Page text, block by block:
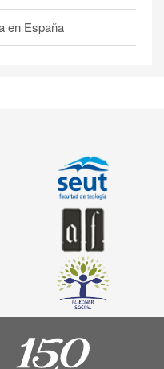
en España